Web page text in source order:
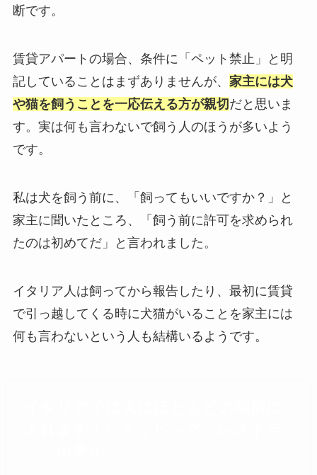
断です。
賃貸アパートの場合、条件に「ペット禁止」と明
記していることはまずありませんが、 家主には犬
や猫を飼うことを一応伝える方が親切だと思いま
す。実は何も言わないで飼う人のほうが多いよう
です。
私は犬を飼う前に、「飼ってもいいですか？」と
家主に聞いたところ、「飼う前に許可を求められ
たのは初めてだ」と言われました。
イタリア人は飼ってから報告したり、最初に賃貸
で引っ越してくる時に犬猫がいることを家主には
何も言わないという人も結構いるようです。